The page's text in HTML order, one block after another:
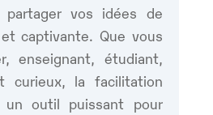
vos idées de
captivante. Que vous
enseignant, étudiant,
curieux, la facilitation
un outil puissant pour